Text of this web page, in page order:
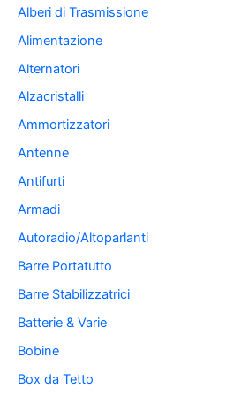
Alberi di Trasmissione
Alimentazione
Alternatori
Alzacristalli
Ammortizzatori
Antenne
Antifurti
Armadi
Autoradio/Altoparlanti
Barre Portatutto
Barre Stabilizzatrici
Batterie & Varie
Bobine
Box da Tetto